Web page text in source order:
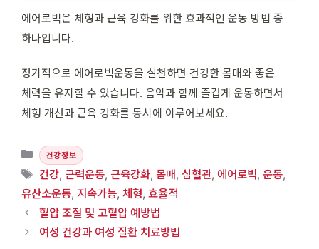
에어로빅은 체형과 근육 강화를 위한 효과적인 운동 방법 중
하나입니다.
정기적으로 에어로빅운동을 실천하면 건강한 몸매와 좋은
체력을 유지할 수 있습니다. 음악과 함께 즐겁게 운동하면서
체형 개선과 근육 강화를 동시에 이루어보세요.
카테고리
건강정보
태그
건강, 근력운동, 근육강화, 몸매, 심혈관, 에어로빅, 운동,
유산소운동, 지속가능, 체형, 효율적
혈압 조절 및 고혈압 예방법
여성 건강과 여성 질환 치료방법